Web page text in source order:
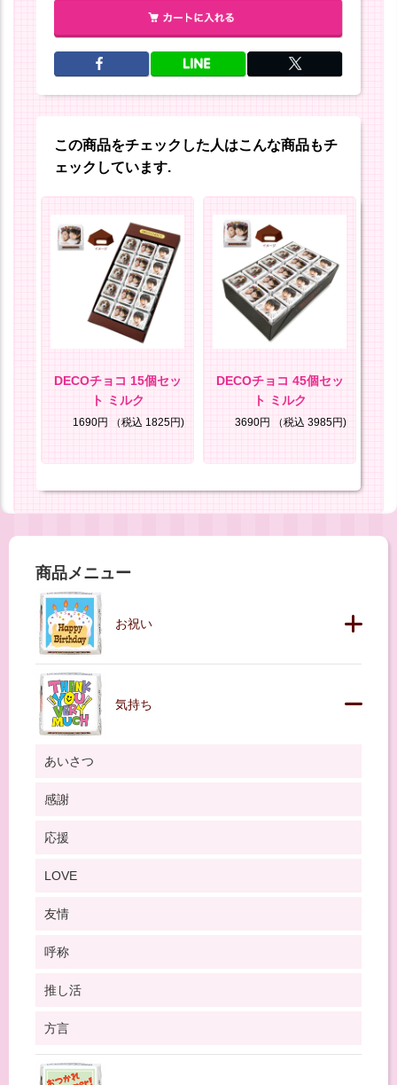
この商品をチェックした人はこんな商品もチ
ェックしています.
DECOチョコ 15個セッ
ト ミルク
1690円 （税込 1825円)
DECOチョコ 45個セッ
ト ミルク
3690円 （税込 3985円)
商品メニュー
お祝い
気持ち
あいさつ
感謝
応援
LOVE
友情
呼称
推し活
方言